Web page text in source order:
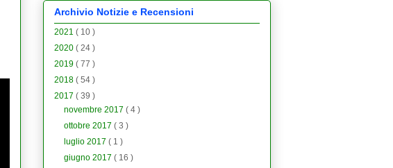
Archivio Notizie e Recensioni
2021 ( 10 )
2020 ( 24 )
2019 ( 77 )
2018 ( 54 )
2017 ( 39 )
novembre 2017( 4 )
ottobre 2017( 3 )
luglio 2017( 1 )
giugno 2017( 16 )